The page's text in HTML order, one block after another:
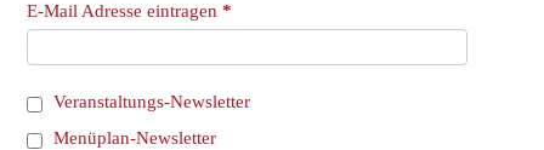
E-Mail Adresse eintragen*
Veranstaltungs-Newsletter
Menüplan-Newsletter